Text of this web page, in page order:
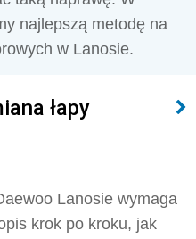
najlepszą metodę na
w Lanosie.
łapy
Lanosie wymaga
krok po kroku, jak